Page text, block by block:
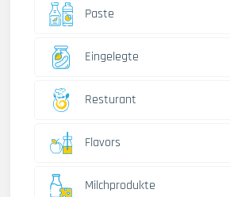
Paste
Eingelegte
Resturant
Flavors
Milchprodukte